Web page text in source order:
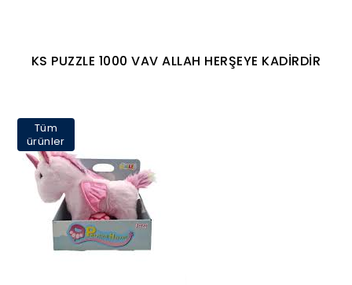
KS PUZZLE 1000 VAV ALLAH HERŞEYE KADİRDİR
Tüm
ürünler